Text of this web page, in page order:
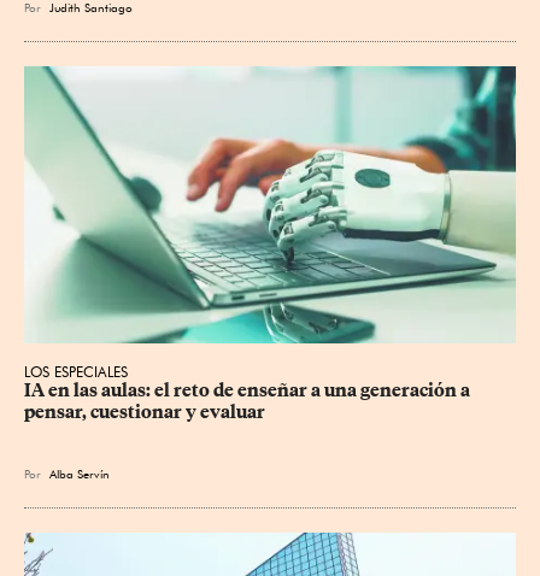
Por Judith Santiago
LOS ESPECIALES
IA en las aulas: el reto de enseñar a una generación a
pensar, cuestionar y evaluar
Por Alba Servín